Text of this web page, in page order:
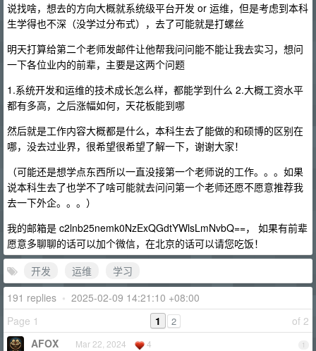
说找啥，想去的方向大概就系统级平台开发 or 运维，但是考虑到本科
生学得也不深（没学过分布式），去了可能就是打螺丝
明天打算给第二个老师发邮件让他帮我问问能不能让我去实习，想问
一下各位业内的前辈，主要是这两个问题
1.系统开发和运维的技术成长怎么样，都能学到什么 2.大概工资水平
都有多高，之后涨幅如何，天花板能到哪
然后就是工作内容大概都是什么，本科生去了能做的和硕博的区别在
哪，没去过业界，很希望很希望了解一下，谢谢大家！
（可能还是想学点东西所以一直没接第一个老师说的工作。。。如果
说本科生去了也学不了啥可能就去问问第一个老师还愿不愿意推荐我
去一下外企。。。）
我的邮箱是 c2lnb25nemk0NzExQGdtYWlsLmNvbQ==， 如果有前辈
愿意多聊聊的话可以加个微信，在北京的话可以请您吃饭！
开发
运维
学习
191 replies • 2025-02-09 14:21:10 +08:00
Page 1
of 2
1 2
1
AFOX Mar 22, 2024 4